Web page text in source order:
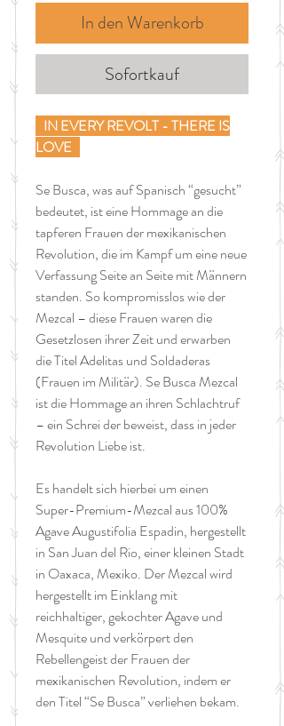
In den Warenkorb
Sofortkauf
IN EVERY REVOLT - THERE IS
LOVE
Se Busca, was auf Spanisch “gesucht”
bedeutet, ist eine Hommage an die
tapferen Frauen der mexikanischen
Revolution, die im Kampf um eine neue
Verfassung Seite an Seite mit Männern
standen. So kompromisslos wie der
Mezcal – diese Frauen waren die
Gesetzlosen ihrer Zeit und erwarben
die Titel Adelitas und Soldaderas
(Frauen im Militär). Se Busca Mezcal
ist die Hommage an ihren Schlachtruf
– ein Schrei der beweist, dass in jeder
Revolution Liebe ist.
Es handelt sich hierbei um einen
Super-Premium-Mezcal aus 100%
Agave Augustifolia Espadin, hergestellt
in San Juan del Rio, einer kleinen Stadt
in Oaxaca, Mexiko. Der Mezcal wird
hergestellt im Einklang mit
reichhaltiger, gekochter Agave und
Mesquite und verkörpert den
Rebellengeist der Frauen der
mexikanischen Revolution, indem er
den Titel “Se Busca” verliehen bekam.